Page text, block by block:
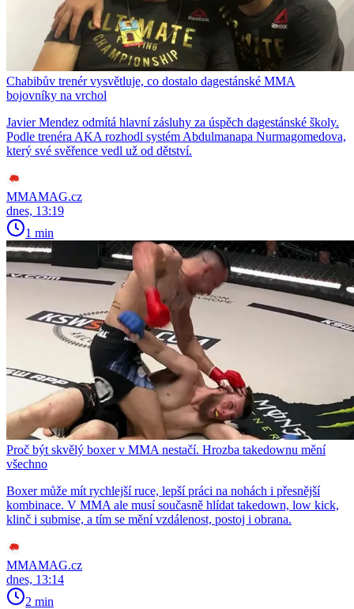
Chabibův trenér vysvětluje, co dostalo dagestánské MMA
bojovníky na vrchol
Javier Mendez odmítá hlavní zásluhy za úspěch dagestánské školy.
Podle trenéra AKA rozhodl systém Abdulmanapa Nurmagomedova,
který své svěřence vedl už od dětství.
MMAMAG.cz
dnes, 13:19
1 min
Proč být skvělý boxer v MMA nestačí. Hrozba takedownu mění
všechno
Boxer může mít rychlejší ruce, lepší práci na nohách i přesnější
kombinace. V MMA ale musí současně hlídat takedown, low kick,
klinč i submise, a tím se mění vzdálenost, postoj i obrana.
MMAMAG.cz
dnes, 13:14
2 min